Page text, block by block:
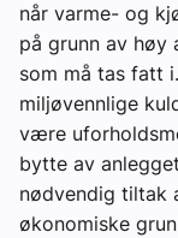
når varme- og
på grunn av høy
som må tas fatt
miljøvennlige
være
bytte av
nødvendig tiltak
økonomiske